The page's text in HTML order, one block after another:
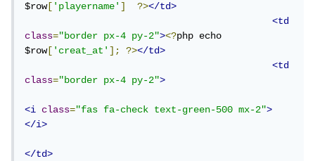
$row['playername'] ?></td>
<td
class="border px-4 py-2"><?php echo
$row['creat_at']; ?></td>
<td
class="border px-4 py-2">
<i class="fas fa-check text-green-500 mx-2">
</i>
</td>